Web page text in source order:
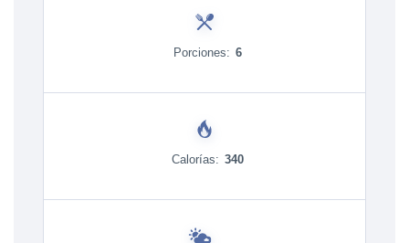
Porciones: 6
Calorías: 340